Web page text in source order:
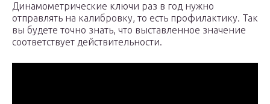
Динамометрические ключи раз в год нужно
отправлять на калибровку, то есть профилактику. Так
вы будете точно знать, что выставленное значение
соответствует действительности.